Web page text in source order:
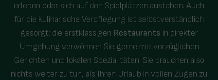
erleben oder sich auf den Spielplätzen austoben. Auch
für die kulinarische Verpflegung ist selbstverständlich
gesorgt: die erstklassigen Restaurants in direkter
Umgebung verwöhnen Sie gerne mit vorzüglichen
Gerichten und lokalen Spezialitäten. Sie brauchen also
nichts weiter zu tun, als Ihren Urlaub in vollen Zügen zu